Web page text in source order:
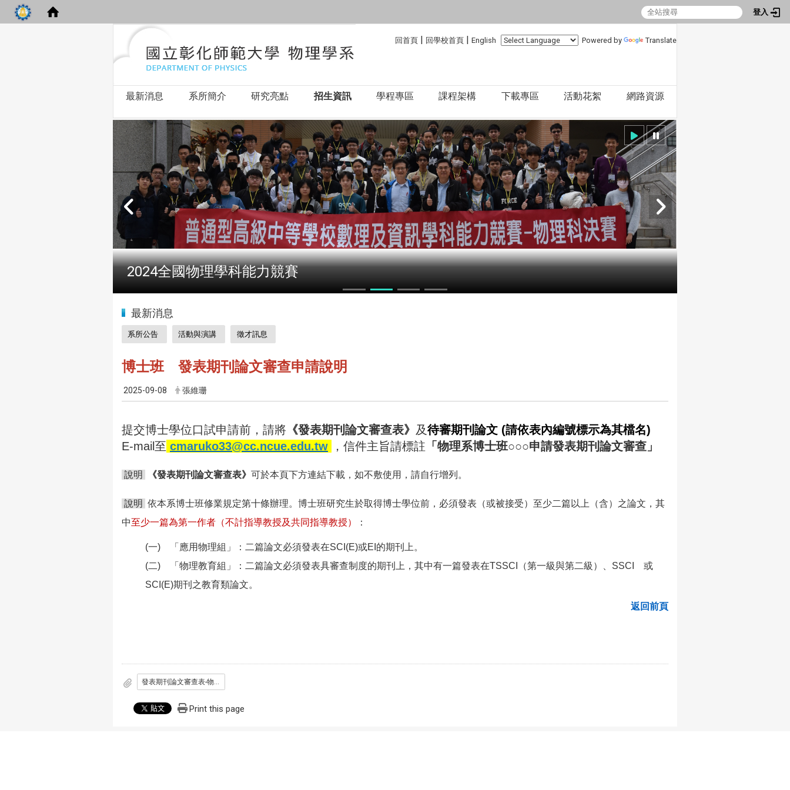
登入
回首頁 | 回學校首頁 | English Powered by Translate
最新消息 系所簡介 研究亮點 招生資訊 學程專區 課程架構 下載專區 活動花絮 網路資源
2024全國物理學科能力競賽
最新消息
系所公告 活動與演講 徵才訊息
博士班 發表期刊論文審查申請說明
2025-09-08 張維珊
提交博士學位口試申請前，請將 《發表期刊論文審查表》 及待審期刊論文 (請依表內編號標示為其檔名)
E-mail 至 cmaruko33@cc.ncue.edu.tw ，信件主旨請標註 「物理系博士班○○○申請發表期刊論文審查」
說明 《發表期刊論文審查表》 可於本頁下方連結下載，如不敷使用，請自行增列。
說明 依本系博士班修業規定第十條辦理。 博士班研究生於取得博士學位前，必須發表（或被接受）至少二篇以上（含）之論文，其
中至少一篇為第一作者（不計指導教授及共同指導教授） ：
(一) 「應用物理組」：二篇論文必須發表在SCI(E)或EI的期刊上。
(二) 「物理教育組」：二篇論文必須發表具審查制度的期刊上，其中有一篇發表在TSSCI（第一級與第二級）、SSCI 或
SCI(E)期刊之教育類論文。
返回前頁
發表期刊論文審查表-物理系.doc
Print this page